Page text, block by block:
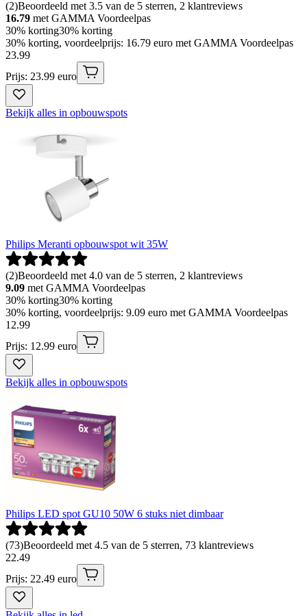
(2)Beoordeeld met 3.5 van de 5 sterren, 2 klantreviews
16.79 met GAMMA Voordeelpas
30% korting30% korting
30% korting, voordeelprijs: 16.79 euro met GAMMA Voordeelpas
23.99
Prijs: 23.99 euro
Bekijk alles in opbouwspots
Philips Meranti opbouwspot wit 35W
(2)Beoordeeld met 4.0 van de 5 sterren, 2 klantreviews
9.09 met GAMMA Voordeelpas
30% korting30% korting
30% korting, voordeelprijs: 9.09 euro met GAMMA Voordeelpas
12.99
Prijs: 12.99 euro
Bekijk alles in opbouwspots
Philips LED spot GU10 50W 6 stuks niet dimbaar
(73)Beoordeeld met 4.5 van de 5 sterren, 73 klantreviews
22.49
Prijs: 22.49 euro